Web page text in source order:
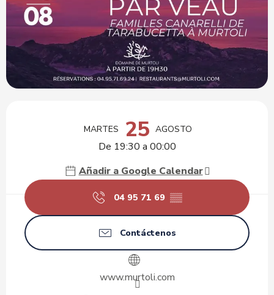
MARTES 25 AGOSTO
De 19:30 a 00:00
Añadir a Google Calendar
04 95 71 69 ▒▒
Contáctenos
www.murtoli.com